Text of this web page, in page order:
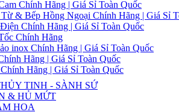
Chính Hãng | Giá Sỉ Toàn Quốc
& Bếp Hồng Ngoại Chính Hãng | Giá Sỉ
Chính Hãng | Giá Sỉ Toàn Quốc
Chính Hãng
inox Chính Hãng | Giá Sỉ Toàn Quốc
Hãng | Giá Sỉ Toàn Quốc
Hãng | Giá Sỉ Toàn Quốc
TINH - SÀNH SỨ
& HỦ MỨT
HOA